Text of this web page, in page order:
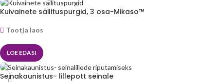
Kuivainete säilituspurgid, 3 osa-Mikaso™
Tootja laos
LOE EDASI
Seinakaunistus- lillepott seinale